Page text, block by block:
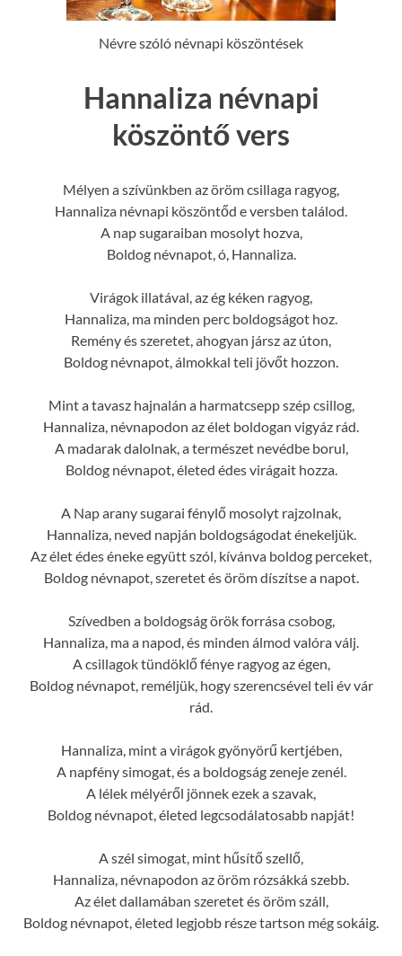
Névre szóló névnapi köszöntések
Hannaliza névnapi
köszöntő vers
Mélyen a szívünkben az öröm csillaga ragyog,
Hannaliza névnapi köszöntőd e versben találod.
A nap sugaraiban mosolyt hozva,
Boldog névnapot, ó, Hannaliza.
Virágok illatával, az ég kéken ragyog,
Hannaliza, ma minden perc boldogságot hoz.
Remény és szeretet, ahogyan jársz az úton,
Boldog névnapot, álmokkal teli jövőt hozzon.
Mint a tavasz hajnalán a harmatcsepp szép csillog,
Hannaliza, névnapodon az élet boldogan vigyáz rád.
A madarak dalolnak, a természet nevédbe borul,
Boldog névnapot, életed édes virágait hozza.
A Nap arany sugarai fénylő mosolyt rajzolnak,
Hannaliza, neved napján boldogságodat énekeljük.
Az élet édes éneke együtt szól, kívánva boldog perceket,
Boldog névnapot, szeretet és öröm díszítse a napot.
Szívedben a boldogság örök forrása csobog,
Hannaliza, ma a napod, és minden álmod valóra válj.
A csillagok tündöklő fénye ragyog az égen,
Boldog névnapot, reméljük, hogy szerencsével teli év vár
rád.
Hannaliza, mint a virágok gyönyörű kertjében,
A napfény simogat, és a boldogság zeneje zenél.
A lélek mélyéről jönnek ezek a szavak,
Boldog névnapot, életed legcsodálatosabb napját!
A szél simogat, mint hűsítő szellő,
Hannaliza, névnapodon az öröm rózsákká szebb.
Az élet dallamában szeretet és öröm száll,
Boldog névnapot, életed legjobb része tartson még sokáig.